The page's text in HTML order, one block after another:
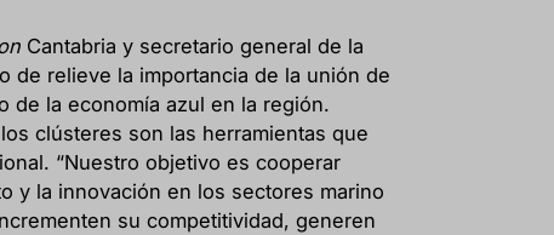
Cantabria y secretario general de la
de relieve la importancia de la unión de
de la economía azul en la región.
clústeres son las herramientas que
“Nuestro objetivo es cooperar
y la innovación en los sectores marino
su competitividad, generen